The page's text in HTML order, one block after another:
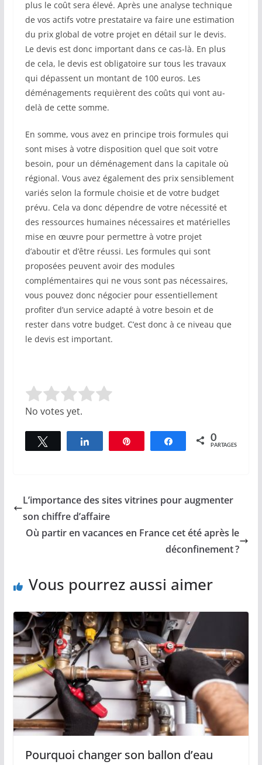
plus le coût sera élevé. Après une analyse technique
de vos actifs votre prestataire va faire une estimation
du prix global de votre projet en détail sur le devis.
Le devis est donc important dans ce cas-là. En plus
de cela, le devis est obligatoire sur tous les travaux
qui dépassent un montant de 100 euros. Les
déménagements requièrent des coûts qui vont au-
delà de cette somme.
En somme, vous avez en principe trois formules qui
sont mises à votre disposition quel que soit votre
besoin, pour un déménagement dans la capitale où
régional. Vous avez également des prix sensiblement
variés selon la formule choisie et de votre budget
prévu. Cela va donc dépendre de votre nécessité et
des ressources humaines nécessaires et matérielles
mise en œuvre pour permettre à votre projet
d’aboutir et d’être réussi. Les formules qui sont
proposées peuvent avoir des modules
complémentaires qui ne vous sont pas nécessaires,
vous pouvez donc négocier pour essentiellement
profiter d’un service adapté à votre besoin et de
rester dans votre budget. C’est donc à ce niveau que
le devis est important.
Rate this item:
No votes yet.
Tweetez Partagez Épingle Partagez0
PARTAGES
L’importance des sites vitrines pour augmenter
son chiffre d’affaire
Où partir en vacances en France cet été après le
déconfinement ?
Vous pourrez aussi aimer
Pourquoi changer son ballon d’eau